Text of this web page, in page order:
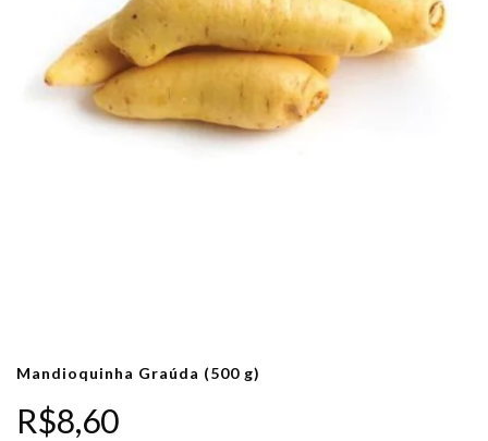
Mandioquinha Graúda (500 g)
R$8,60